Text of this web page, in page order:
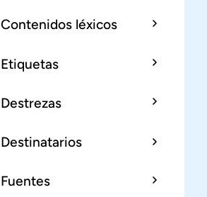
Contenidos léxicos
Etiquetas
Destrezas
Destinatarios
Fuentes